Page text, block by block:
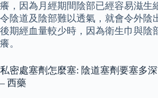
癢，因為月經期間陰部已經容易滋生
令陰道及陰部難以透氣，就會令外陰
後期經血量較少時，因為衛生巾與陰
癢。
私密處塞劑怎麼塞: 陰道塞劑要塞多
– 西藥